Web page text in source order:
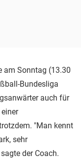
am Sonntag (13.30
Bundesliga
auch für
"Man kennt
sehr
der Coach.